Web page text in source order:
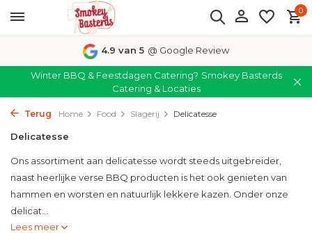
0
4.9 van 5 @ Google Review
Winter BBQ & Feestdagen Catering? Smokey Basterds
Catering & Locaties
Terug Home Food Slagerij Delicatesse
Delicatesse
Ons assortiment aan delicatesse wordt steeds uitgebreider,
naast heerlijke verse BBQ producten is het ook genieten van
hammen en worsten en natuurlijk lekkere kazen. Onder onze
delicat...
Lees meer